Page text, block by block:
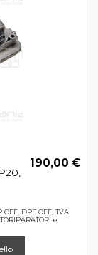
190,00 €
DPF OFF, TVA
e